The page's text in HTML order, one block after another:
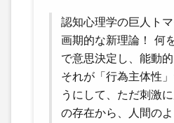
認知心理学の巨人トマ
画期的な新理論！ 何
で意思決定し、能動
それが「行為主体性
うにして、ただ刺激
の存在から、人間の